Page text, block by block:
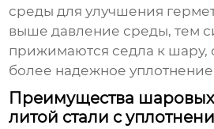
среды для улучшения
выше давление среды, тем
прижимаются седла к шару,
более надежное
Преимущества
литой стали с